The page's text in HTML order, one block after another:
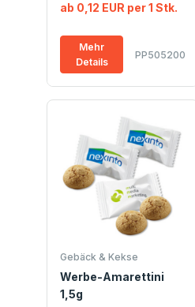
ab 0,12 EUR per 1 Stk.
Mehr
Details
PP505200
Gebäck & Kekse
Werbe-Amarettini
1,5g